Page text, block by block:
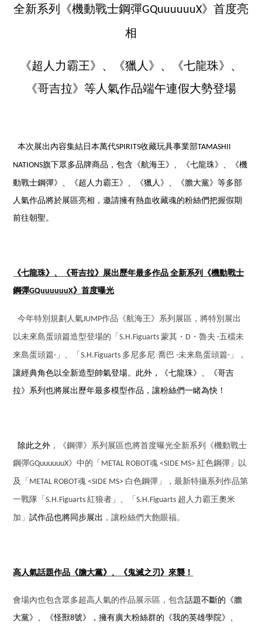
全新系列《機動戰士鋼彈GQuuuuuuX》首度亮
相
《超人力霸王》、《獵人》、《七龍珠》、
《哥吉拉》等人氣作品端午連假大勢登場
本次展出內容集結日本萬代SPIRITS收藏玩具事業部TAMASHII
NATIONS旗下眾多品牌商品，包含《航海王》、《七龍珠》、《機
動戰士鋼彈》、《超人力霸王》、《獵人》、《膽大黨》等多部
人氣作品將於展區亮相，邀請擁有熱血收藏魂的粉絲們把握假期
前往朝聖。
《七龍珠》、《哥吉拉》展出歷年最多作品 全新系列《機動戰士
鋼彈GQuuuuuuX》首度曝光
今年特別規劃人氣JUMP作品《航海王》系列展區，將特別展出
以未來島蛋頭篇造型登場的「S.H.Figuarts蒙其・ D ・魯夫 -五檔未
来島蛋頭篇- 」、「S.H.Figuarts 多尼多尼·喬巴 -未来島蛋頭篇- 」，
讓經典角色以全新造型帥氣登場。此外，《七龍珠》、《哥吉
拉》系列也將展出歷年最多模型作品，讓粉絲們一睹為快！
除此之外 ， 《鋼彈》系列展區也將首度曝光全新系列
《機動戰士
鋼彈GQuuuuuuX》中的「 METAL ROBOT魂 <SIDE MS>紅色鋼彈」以
及「 METAL ROBOT魂 <SIDE MS> 白色鋼彈」，最新特攝系列作品第
一戰隊「S.H.Figuarts紅狼者」、「S.H.Figuarts 超人力霸王奧米
加」試作品也將同步展出 ，讓粉絲們大飽眼福。
高人氣話題作品 《膽大黨》、《鬼滅之刃》來襲！
會場內也包含眾多超高人氣的作品展示區，包含話題不斷的《膽
大黨》、《怪獸8號》，擁有廣大粉絲群的《我的英雄學院》、